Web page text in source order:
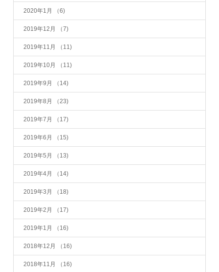
2020年1月 （6)
2019年12月 （7)
2019年11月 （11)
2019年10月 （11)
2019年9月 （14)
2019年8月 （23)
2019年7月 （17)
2019年6月 （15)
2019年5月 （13)
2019年4月 （14)
2019年3月 （18)
2019年2月 （17)
2019年1月 （16)
2018年12月 （16)
2018年11月 （16)